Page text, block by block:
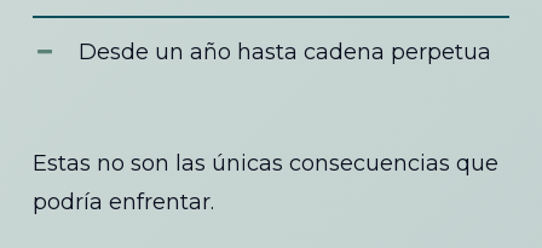
Desde un año hasta cadena perpetua
Estas no son las únicas consecuencias que
podría enfrentar.